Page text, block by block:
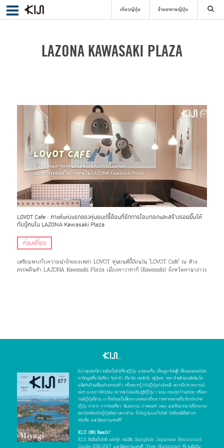
เที่ยวญี่ปุ่น ร้านอาหารญี่ปุ่น
ค้นหา
LAZONA KAWASAKI PLAZA
LOVOT Cafe : คาเฟ่แห่งแรกของหุ่นยนต์ขี้อ้อนที่รักการโอบกอดและสร้างรอยยิ้มให้
กับผู้คนใน LAZONA Kawasaki Plaza
ท่องเที่ยว
เตรียมพบกับความน่ารักของเหล่า LOVOT หุ่นยนต์ขี้อ้อนใน "LOVOT Cafe" ณ ห้าง
สรรพสินค้า LAZONA Kawasaki Plaza เมืองคาวาซากิ (Kawasaki) จังหวัดคานางาวะ
ไม่ว่าคุณจะมีความฝันเป็นไปเที่ยวญี่ปุ่น แช่ออนเซ็น เห็นภูเขาไฟฟูจิ เยี่ยมชมมรดกโลก
หาข้อมูลเที่ยวโตเกียว โอซาก้า เกียวโต ฮอกไกโด ฟุกุโอกะ ฯลฯ ด้วยตัวเองสไตล์แบ็ค
แพ็คกับก๊วนเพื่อนกับครอบครัว หรืออยากรู้ว่าไปญี่ปุ่นช่วงไหนดี อยากมีประสบการณ์
เจ๋งๆ แบบชาวนิปปอน อยากจะไปลองชิมซูชิญี่ปุ่น ราเมน เทมปุระร้านอร่อย หรือเท
รนด์ญี่ปุ่นก็ตาม เราก็พร้อมเป็นสื่อกลางบอกเล่าเรื่องราวหลากหลายเกี่ยวกับประเทศ
ญี่ปุ่น อาหาร การท่องเที่ยว วัฒนธรรม ภาพยนตร์ เพลง และอีกมากมายที่สามารถ
ตอบโจทย์คนรักญี่ปุ่นได้อย่างครบถ้วน ทั้งในรูปแบบเว็บไซต์ โซเชียลมีเดียต่างๆ
หนังสือ และนิตยสารแจกฟรี!
KIJI (คิจิ) คืออะไร?
KIJI คือสื่อเว็บไซต์ เฟซบุ๊ก หนังสือ Bangkok Japanese Restaurant
Guide 2016-2017 และนิตยสารแจกฟรี (Free Magazine) ที่ร่วมมือกัน